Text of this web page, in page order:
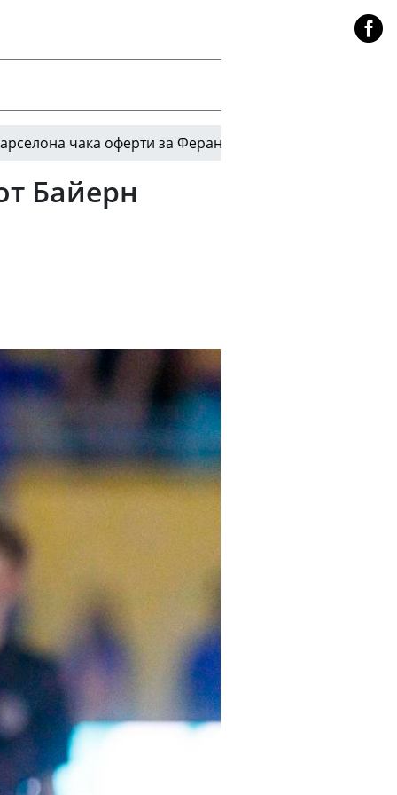
оферти за Феран Торес
Байерн